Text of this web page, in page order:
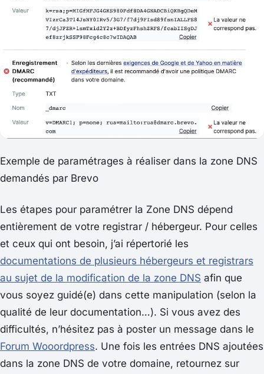
Exemple de paramétrages à réaliser dans la zone DNS
demandés par Brevo
Les étapes pour paramétrer la Zone DNS dépend
entièrement de votre registrar / hébergeur. Pour celles
et ceux qui ont besoin, j’ai répertorié les
documentations de plusieurs hébergeurs et registrars
au sujet de la modification de la zone DNS afin que
vous soyez guidé(e) dans cette manipulation (selon la
qualité de leur documentation…). Si vous avez des
difficultés, n’hésitez pas à poster un message dans le
Forum Wooordpress. Une fois les entrées DNS ajoutées
dans la zone DNS de votre domaine, retournez sur